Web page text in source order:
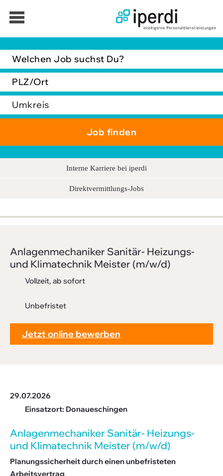
Interne Karriere bei iperdi
Direktvermittlungs-Jobs
Anla­gen­me­cha­niker Sani­tär- Heizungs-
und Klima­technik Meister (m/w/d)
Vollzeit, ab sofort
Unbefristet
Jetzt online bewerben
29.07.2026
Einsatzort: Donaueschingen
Anla­gen­me­cha­niker Sani­tär- Heizungs-
und Klima­technik Meister (m/w/d)
Planungssicherheit durch einen unbefristeten
Arbeitsvertrag
Jobbörse
Bewerber
Unternehmen
Über iperdi
AGB
Impressum
FAQ